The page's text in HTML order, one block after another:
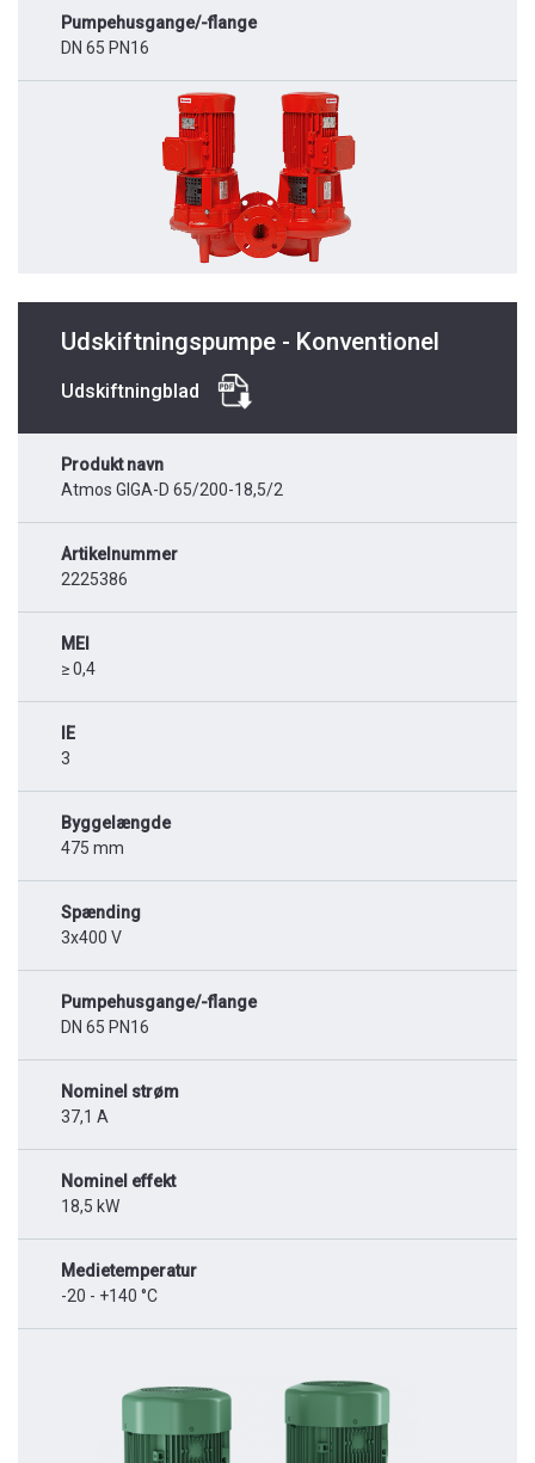
Pumpehusgange/-flange
DN 65 PN16
Udskiftningspumpe - Konventionel
Udskiftningblad
Produkt navn
Atmos GIGA-D 65/200-18,5/2
Artikelnummer
2225386
MEI
≥ 0,4
IE
3
Byggelængde
475 mm
Spænding
3x400 V
Pumpehusgange/-flange
DN 65 PN16
Nominel strøm
37,1 A
Nominel effekt
18,5 kW
Medietemperatur
-20 - +140 °C